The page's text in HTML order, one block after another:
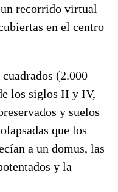
recorrido virtual
en el centro
(2.000
los siglos II y IV,
y suelos
que los
a un domus, las
y la